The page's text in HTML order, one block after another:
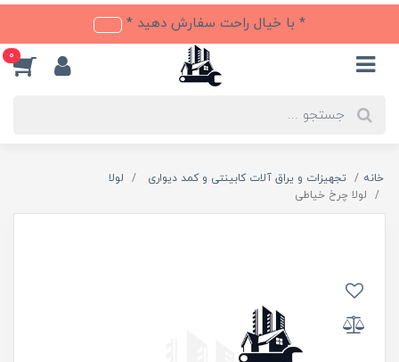
* با خیال راحت سفارش دهید *
0
خانه تجهیزات و یراق آلات کابینتی و کمد دیواری
لولا
لولا چرخ خیاطی